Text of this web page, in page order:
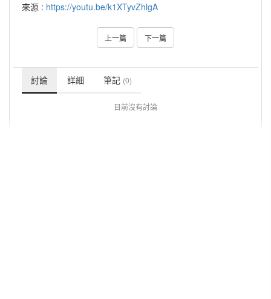
來源 : https://youtu.be/k1XTyvZhlgA
上一篇 下一篇
討論 詳細 筆記 (0)
目前沒有討論